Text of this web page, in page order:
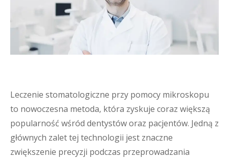
Leczenie stomatologiczne przy pomocy mikroskopu
to nowoczesna metoda, która zyskuje coraz większą
popularność wśród dentystów oraz pacjentów. Jedną z
głównych zalet tej technologii jest znaczne
zwiększenie precyzji podczas przeprowadzania